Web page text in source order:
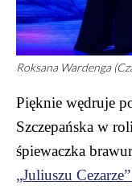
Roksana Wardenga
Pięknie wędruje
Szczepańska w
śpiewaczka
„Juliuszu